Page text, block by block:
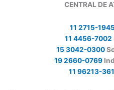
CENTRAL DE
11 2715-1945
11 4456-7002
15 3042-0300
19 2660-0769
11 96213-